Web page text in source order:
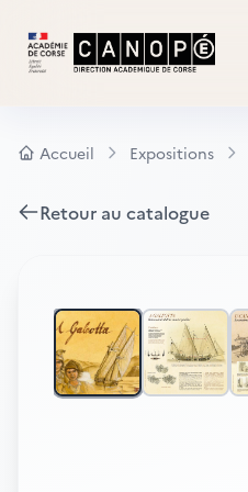
Accueil Expositions
Retour au catalogue